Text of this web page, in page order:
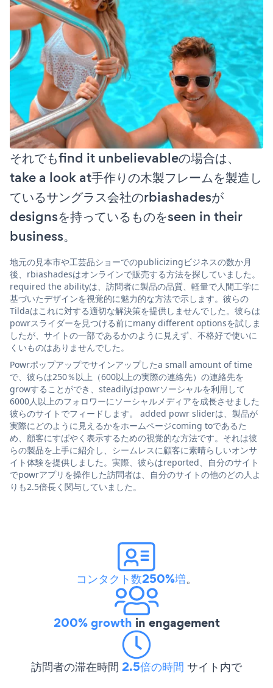
それでもfind it unbelievableの場合は、
take a look at手作りの木製フレームを製造し
ているサングラス会社のrbiashadesが
designsを持っているものをseen in their
business。
地元の見本市や工芸品ショーでのpublicizingビジネスの数か月
後、rbiashadesはオンラインで販売する方法を探していました。
required the abilityは、訪問者に製品の品質、軽量で人間工学に
基づいたデザインを視覚的に魅力的な方法で示します。彼らの
Tildaはこれに対する適切な解決策を提供しませんでした。彼らは
powrスライダーを見つける前にmany different optionsを試しま
したが、サイトの一部であるかのように見えず、不格好で使いに
くいものはありませんでした。
Powrポップアップでサインアップしたa small amount of time
で、彼らは250％以上（600以上の実際の連絡先）の連絡先を
growすることができ、steadilyはpowrソーシャルを利用して
6000人以上のフォロワーにソーシャルメディアを成長させました
彼らのサイトでフィードします。 added powr sliderは、製品が
実際にどのように見えるかをホームページcoming toであるた
め、顧客にすばやく表示するための視覚的な方法です。それは彼
らの製品を上手に紹介し、シームレスに顧客に素晴らしいオンサ
イト体験を提供しました。実際、彼らはreported、自分のサイト
でpowrアプリを操作した訪問者は、自分のサイトの他のどの人よ
りも2.5倍長く関与していました。
コンタクト数250%増。
200% growth in engagement
訪問者の滞在時間 2.5倍の時間 サイト内で